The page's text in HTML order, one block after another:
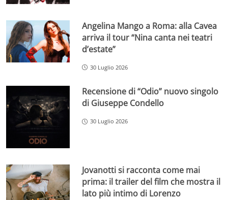
Angelina Mango a Roma: alla Cavea
arriva il tour “Nina canta nei teatri
d’estate”
30 Luglio 2026
Recensione di “Odio” nuovo singolo
di Giuseppe Condello
30 Luglio 2026
Jovanotti si racconta come mai
prima: il trailer del film che mostra il
lato più intimo di Lorenzo